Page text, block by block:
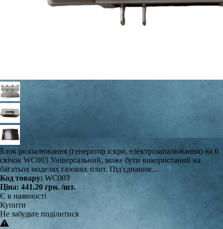
Блок розпалювання (генератор іскри, електрозапалювання) на 6
свічок WC003 Універсальний, може бути використаний на
багатьох моделях газових плит. Під'єднання:...
Код товару: WC003
Ціна: 441.20 грн. /шт.
Є в наявності
Купити
Не забудьте поділитися